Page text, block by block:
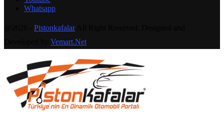
Whatsapp
PistonkafalarAll Right Reserved. Designed and
Vemart.Net